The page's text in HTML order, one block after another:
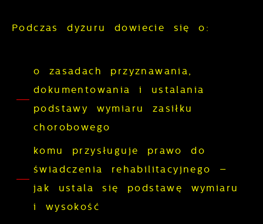
Podczas dyżuru dowiecie się o:
o zasadach przyznawania,
dokumentowania i ustalania
podstawy wymiaru zasiłku
chorobowego
komu przysługuje prawo do
świadczenia rehabilitacyjnego –
jak ustala się podstawę wymiaru
i wysokość
funkcjonalności.
Twoich zwyczajów dotyczących
promocyjne mogą pojawić się na stronach
naszymi partnerami oraz innych
dostawców usług. Firmy te działają w
charakterze pośredników prezentujących
nasze treści w postaci wiadomości, ofert,